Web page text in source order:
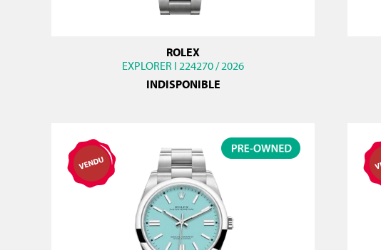
ROLEX
EXPLORER I 224270 / 2026
INDISPONIBLE